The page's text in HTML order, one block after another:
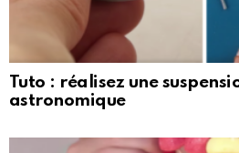
Tuto : réalisez une
astronomique